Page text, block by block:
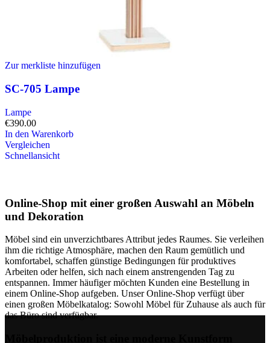
Zur merkliste hinzufügen
SC-705 Lampe
Lampe
€390.00
In den Warenkorb
Vergleichen
Schnellansicht
Online-Shop mit einer großen Auswahl an Möbeln
und Dekoration
Möbel sind ein unverzichtbares Attribut jedes Raumes. Sie verleihen
ihm die richtige Atmosphäre, machen den Raum gemütlich und
komfortabel, schaffen günstige Bedingungen für produktives
Arbeiten oder helfen, sich nach einem anstrengenden Tag zu
entspannen. Immer häufiger möchten Kunden eine Bestellung in
einem Online-Shop aufgeben. Unser Online-Shop verfügt über
einen großen Möbelkatalog: Sowohl Möbel für Zuhause als auch für
das Büro sind verfügbar.